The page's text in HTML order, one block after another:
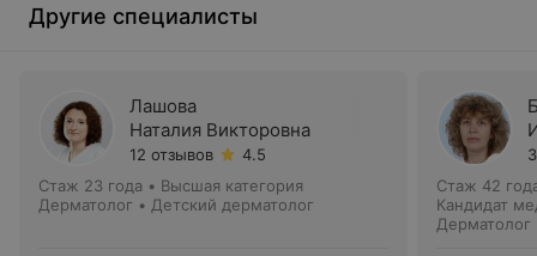
Другие специалисты
Лашова
Наталия Викторовна
12 отзывов
4.5
Стаж 23 года • Высшая категория
Дерматолог • Детский дерматолог
Стаж 42
Кандидат
Дерматолог